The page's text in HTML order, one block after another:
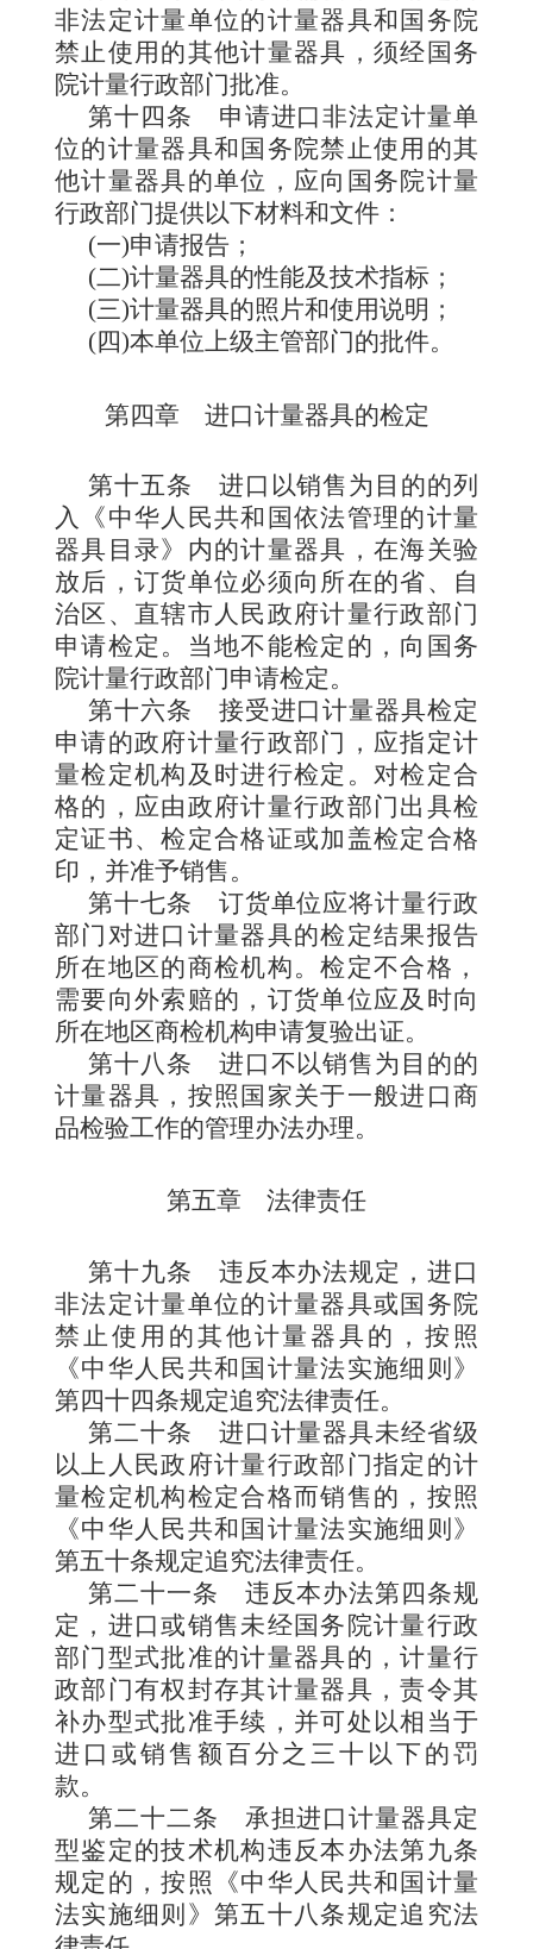
非法定计量单位的计量器具和国务院
禁止使用的其他计量器具，须经国务
院计量行政部门批准。
第十四条 申请进口非法定计量单
位的计量器具和国务院禁止使用的其
他计量器具的单位，应向国务院计量
行政部门提供以下材料和文件：
(一)申请报告；
(二)计量器具的性能及技术指标；
(三)计量器具的照片和使用说明；
(四)本单位上级主管部门的批件。
第四章 进口计量器具的检定
第十五条 进口以销售为目的的列
入《中华人民共和国依法管理的计量
器具目录》内的计量器具，在海关验
放后，订货单位必须向所在的省、自
治区、直辖市人民政府计量行政部门
申请检定。当地不能检定的，向国务
院计量行政部门申请检定。
第十六条 接受进口计量器具检定
申请的政府计量行政部门，应指定计
量检定机构及时进行检定。对检定合
格的，应由政府计量行政部门出具检
定证书、检定合格证或加盖检定合格
印，并准予销售。
第十七条 订货单位应将计量行政
部门对进口计量器具的检定结果报告
所在地区的商检机构。检定不合格，
需要向外索赔的，订货单位应及时向
所在地区商检机构申请复验出证。
第十八条 进口不以销售为目的的
计量器具，按照国家关于一般进口商
品检验工作的管理办法办理。
第五章 法律责任
第十九条 违反本办法规定 ，进口
非法定计量单位的计量器具或国务院
禁止使用的其他计量器具的，按照
《中华人民共和国 计量法实施细则》
第四十四条规定追究法律责任。
第二十条 进口计量器具未经省级
以上人民政府计量行政部门指定的计
量检定机构检定合格而销售的，按照
《中华人民共和国计量法实施细则》
第五十条规定追究法律责任。
第二十一条 违反本办法第四条规
定，进口或销售未经国务院计量行政
部门型式批准的计量器具的，计量行
政部门有权封存其计量器具，责令其
补办型式批准手续，并可处以相当于
进口或销售额百分之三十以下的罚
款。
第二十二条 承担进口计量器具定
型鉴定的技术机构违反本办法第九条
规定的，按照《中华人民共和国计量
法实施细则》第五十八条规定追究法